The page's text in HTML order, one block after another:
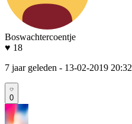
Boswachtercoentje
♥ 18
7 jaar geleden - 13-02-2019 20:32
0